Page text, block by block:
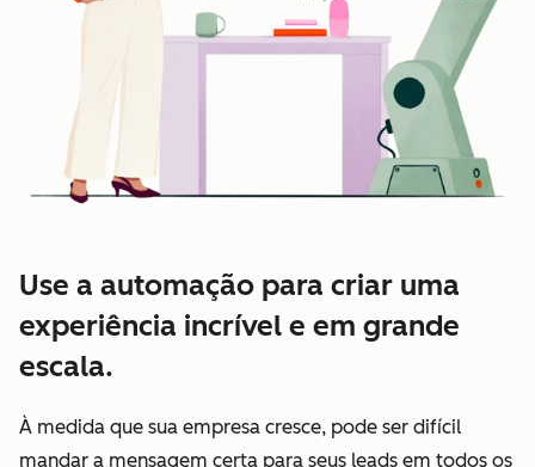
Use a automação para criar uma
experiência incrível e em grande
escala.
À medida que sua empresa cresce, pode ser difícil
mandar a mensagem certa para seus leads em todos os